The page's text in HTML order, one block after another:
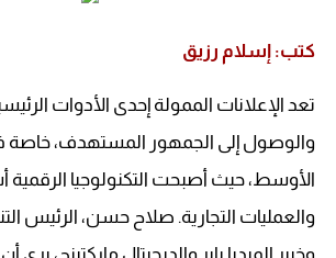
كتب: إسلام رزيق
تعد الإعلانات الممولة إحدى الأدوات
والوصول إلى الجمهور المستهدف، خاصة
الأوسط، حيث أصبحت التكنولوجيا
والعمليات التجارية. صلاح حسن، الرئيس